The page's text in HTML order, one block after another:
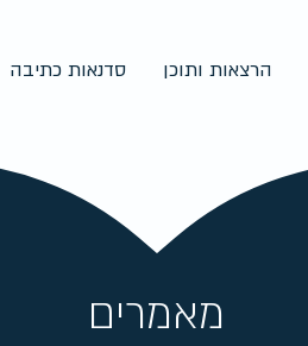
הרצאות ותוכן סדנאות כתיבה
מאמרים